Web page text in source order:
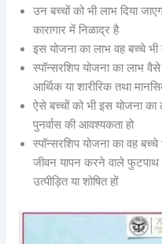
उन बच्चों को भी लाभ दिया
कारागार में निळाद्र है
इस योजना का लाभ वह बच्चे
स्पॉन्सरशिप योजना का लाभ
आर्थिक या शारीरिक तथा
ऐसे बच्चों को भी इस योजना का
पुनर्वास की आवश्यकता हो
स्पॉन्सरशिप योजना का वह
जीवन यापन करने वाले फुटपाथ
उत्पीड़ित या शोषित हों